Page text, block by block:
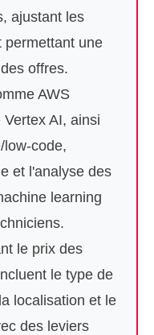
ajustant les
permettant une
offres.
AWS
AI, ainsi
low-code,
et l'analyse des
learning
le prix des
le type de
localisation et le
des leviers